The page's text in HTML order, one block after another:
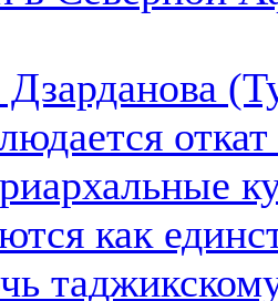
Дзарданова
как